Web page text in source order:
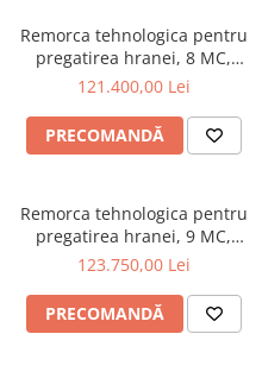
Remorca tehnologica pentru
pregatirea hranei, 8 MC,
sistem vertical, Fider 8-Eko
121.400,00 Lei
PRECOMANDĂ
Remorca tehnologica pentru
pregatirea hranei, 9 MC,
sistem vertical, Fider 9-Eko
123.750,00 Lei
PRECOMANDĂ